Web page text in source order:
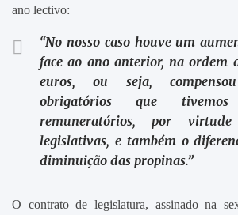
ano lectivo:
“No nosso caso houve um
face ao ano anterior, na ordem
euros, ou seja,
obrigatórios que
remuneratórios, por
legislativas, e também o
diminuição das propinas.”
O contrato de legislatura, assinado na